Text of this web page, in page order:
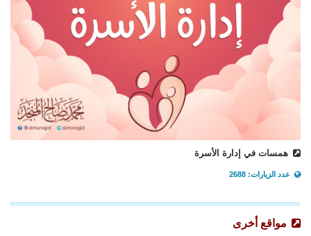
همسات في إدارة الأسرة
عدد الزيارات: 2688
مواقع أخرى